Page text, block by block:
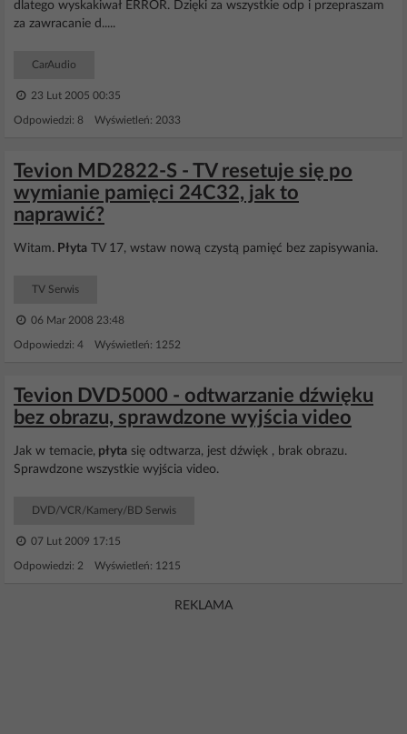
dlatego wyskakiwał ERROR. Dzięki za wszystkie odp i przepraszam
za zawracanie d.....
CarAudio
23 Lut 2005 00:35
Odpowiedzi: 8 Wyświetleń: 2033
Tevion MD2822-S - TV resetuje się po
wymianie pamięci 24C32, jak to
naprawić?
Witam. Płyta TV 17, wstaw nową czystą pamięć bez zapisywania.
TV Serwis
06 Mar 2008 23:48
Odpowiedzi: 4 Wyświetleń: 1252
Tevion DVD5000 - odtwarzanie dźwięku
bez obrazu, sprawdzone wyjścia video
Jak w temacie, płyta się odtwarza, jest dźwięk , brak obrazu.
Sprawdzone wszystkie wyjścia video.
DVD/VCR/Kamery/BD Serwis
07 Lut 2009 17:15
Odpowiedzi: 2 Wyświetleń: 1215
REKLAMA